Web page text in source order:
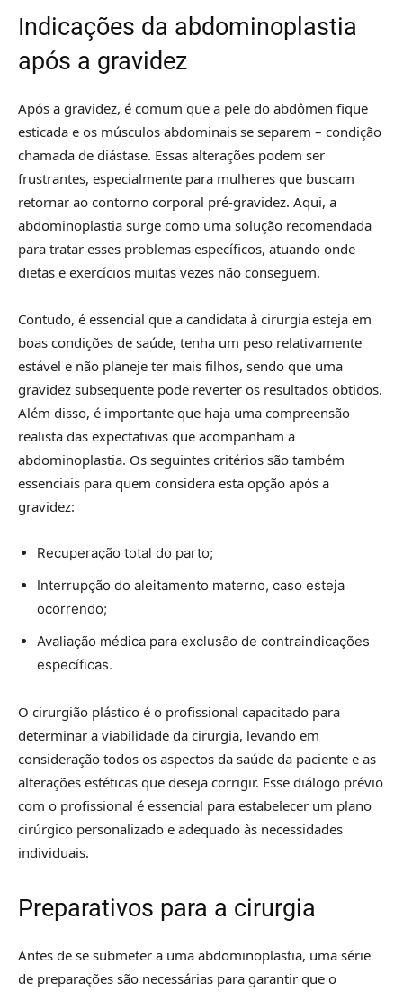
Indicações da abdominoplastia
após a gravidez
Após a gravidez, é comum que a pele do abdômen fique
esticada e os músculos abdominais se separem – condição
chamada de diástase. Essas alterações podem ser
frustrantes, especialmente para mulheres que buscam
retornar ao contorno corporal pré-gravidez. Aqui, a
abdominoplastia surge como uma solução recomendada
para tratar esses problemas específicos, atuando onde
dietas e exercícios muitas vezes não conseguem.
Contudo, é essencial que a candidata à cirurgia esteja em
boas condições de saúde, tenha um peso relativamente
estável e não planeje ter mais filhos, sendo que uma
gravidez subsequente pode reverter os resultados obtidos.
Além disso, é importante que haja uma compreensão
realista das expectativas que acompanham a
abdominoplastia. Os seguintes critérios são também
essenciais para quem considera esta opção após a
gravidez:
Recuperação total do parto;
Interrupção do aleitamento materno, caso esteja
ocorrendo;
Avaliação médica para exclusão de contraindicações
específicas.
O cirurgião plástico é o profissional capacitado para
determinar a viabilidade da cirurgia, levando em
consideração todos os aspectos da saúde da paciente e as
alterações estéticas que deseja corrigir. Esse diálogo prévio
com o profissional é essencial para estabelecer um plano
cirúrgico personalizado e adequado às necessidades
individuais.
Preparativos para a cirurgia
Antes de se submeter a uma abdominoplastia, uma série
de preparações são necessárias para garantir que o